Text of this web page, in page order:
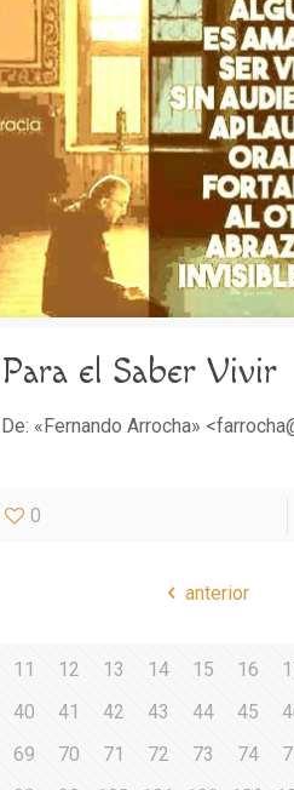
Para el Saber Vivir
De: «Fernando Arrocha»
0
anterior
11 12 13 14 15 16
40 41 42 43 44 45
69 70 71 72 73 74